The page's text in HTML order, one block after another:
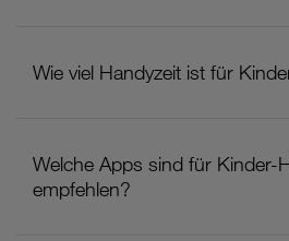
Wie viel Handyzeit ist für
Welche Apps sind für Kinder-
empfehlen?